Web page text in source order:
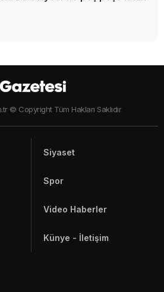
sırra kadem bastı! Gözü
13 gündür haber alamıyor
Belediyesi'ne peş peşe kritik